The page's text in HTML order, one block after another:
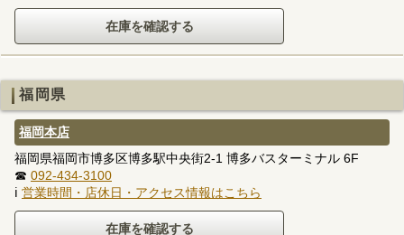
福岡県
福岡本店
福岡県福岡市博多区博多駅中央街2-1 博多バスターミナル 6F
☎ 092-434-3100
ℹ 営業時間・店休日・アクセス情報はこちら